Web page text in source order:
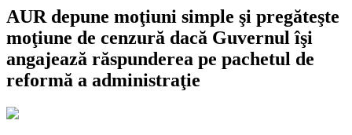
AUR depune moţiuni simple şi pregăteşte
moţiune de cenzură dacă Guvernul îşi
angajează răspunderea pe pachetul de
reformă a administraţie